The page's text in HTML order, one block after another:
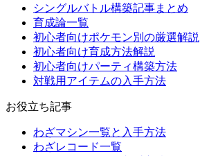
シングルバトル構築記事まとめ
育成論一覧
初心者向けポケモン別の厳選解説
初心者向け育成方法解説
初心者向けパーティ構築方法
対戦用アイテムの入手方法
お役立ち記事
わざマシン一覧と入手方法
わざレコード一覧